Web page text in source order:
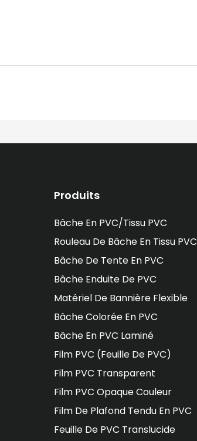
Produits
Bâche En PVC/tissu PVC
Rouleau De Bâche En Tissu PVC
Bâche De Tente En PVC
Bâche Enduite De PVC
Matériel De Bannière Flexible
Bâche Colorée En PVC
Bâche En PVC Laminé
Film PVC (feuille De PVC)
Film PVC Transparent
Film PVC Opaque Couleur
Film De Plafond Tendu En PVC
Feuille De PVC Translucide